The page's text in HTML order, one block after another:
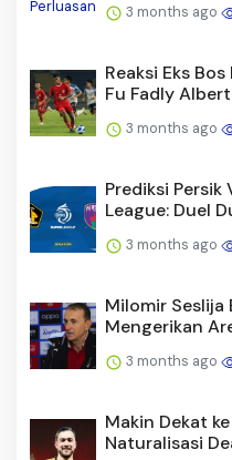
3 months ago
Reaksi Eks
Fu Fadly
3 months ago
Prediksi Persik
League: Duel
3 months ago
Milomir Seslija
Mengerikan
3 months ago
Makin Dekat
Naturalisasi